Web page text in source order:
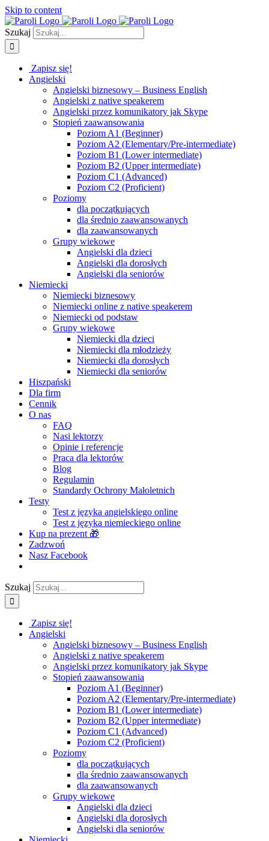
Skip to content
Szukaj
Zapisz się!
Angielski
Angielski biznesowy – Business English
Angielski z native speakerem
Angielski przez komunikatory jak Skype
Stopień zaawansowania
Poziom A1 (Beginner)
Poziom A2 (Elementary/Pre-intermediate)
Poziom B1 (Lower intermediate)
Poziom B2 (Upper intermediate)
Poziom C1 (Advanced)
Poziom C2 (Proficient)
Poziomy
dla początkujących
dla średnio zaawansowanych
dla zaawansowanych
Grupy wiekowe
Angielski dla dzieci
Angielski dla dorosłych
Angielski dla seniorów
Niemiecki
Niemiecki biznesowy
Niemiecki online z native speakerem
Niemiecki od podstaw
Grupy wiekowe
Niemiecki dla dzieci
Niemiecki dla młodzieży
Niemiecki dla dorosłych
Niemiecki dla seniorów
Hiszpański
Dla firm
Cennik
O nas
FAQ
Nasi lektorzy
Opinie i referencje
Praca dla lektorów
Blog
Regulamin
Standardy Ochrony Małoletnich
Testy
Test z języka angielskiego online
Test z języka niemieckiego online
Kup na prezent 🎁
Zadzwoń
Nasz Facebook
Szukaj
Zapisz się!
Angielski
Angielski biznesowy – Business English
Angielski z native speakerem
Angielski przez komunikatory jak Skype
Stopień zaawansowania
Poziom A1 (Beginner)
Poziom A2 (Elementary/Pre-intermediate)
Poziom B1 (Lower intermediate)
Poziom B2 (Upper intermediate)
Poziom C1 (Advanced)
Poziom C2 (Proficient)
Poziomy
dla początkujących
dla średnio zaawansowanych
dla zaawansowanych
Grupy wiekowe
Angielski dla dzieci
Angielski dla dorosłych
Angielski dla seniorów